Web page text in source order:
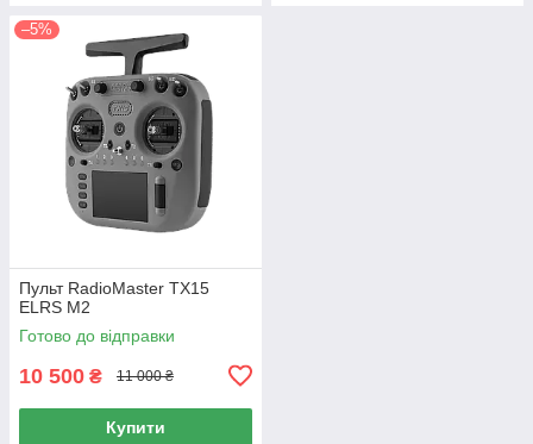
–5%
Пульт RadioMaster TX15
ELRS M2
Готово до відправки
10 500 ₴ 11 000 ₴
Купити